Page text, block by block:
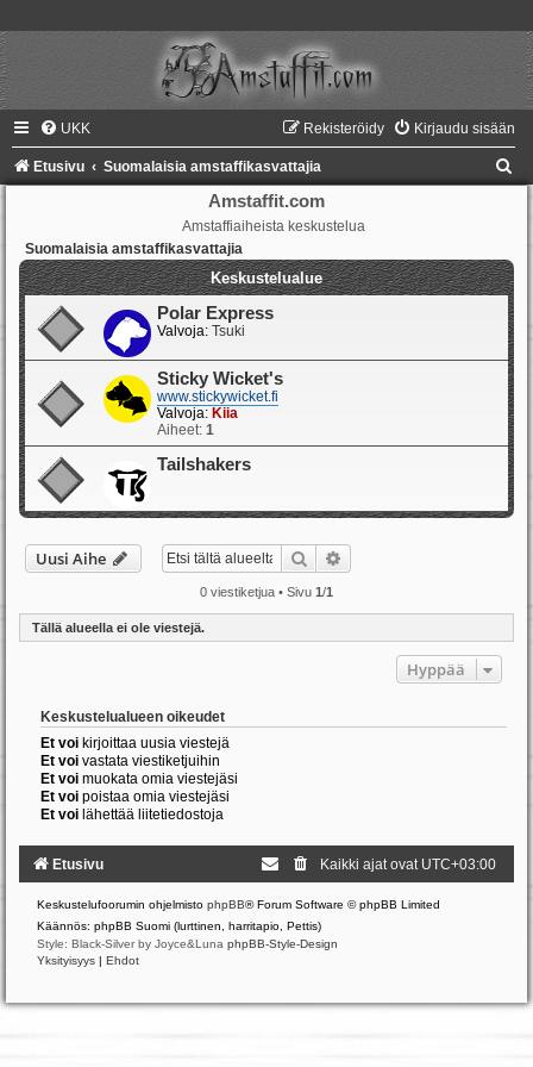
UKK Kirjaudu sisään
Rekisteröidy
Etusivu Suomalaisia amstaffikasvattajia
Amstaffit.com
Amstaffiaiheista keskustelua
Suomalaisia amstaffikasvattajia
Keskustelualue
Polar Express
Valvoja: Tsuki
Sticky Wicket's
www.stickywicket.fi
Valvoja: Kiia
Aiheet: 1
Tailshakers
Uusi Aihe Etsi
0 viestiketjua • Sivu 1/1
Tällä alueella ei ole viestejä.
Hyppää
Keskustelualueen oikeudet
Et voi kirjoittaa uusia viestejä
Et voi vastata viestiketjuihin
Et voi muokata omia viestejäsi
Et voi poistaa omia viestejäsi
Et voi lähettää liitetiedostoja
Etusivu Kaikki ajat ovat UTC+03:00
Keskustelufoorumin ohjelmisto phpBB® Forum Software © phpBB Limited
Käännös: phpBB Suomi (lurttinen, harritapio, Pettis)
Style: Black-Silver by Joyce&Luna phpBB-Style-Design
Yksityisyys | Ehdot